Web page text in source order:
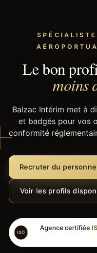
Le bon
moins
Balzac Intérim met à
et badgés pour vos
conformité
Recruter du
Voir les profils
ISO
Agence certifiée